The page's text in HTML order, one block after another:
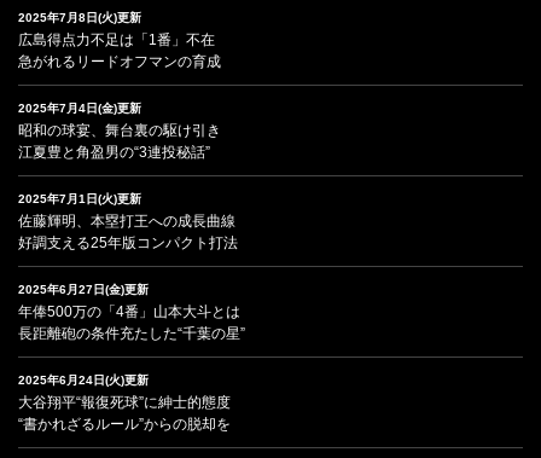
2025年7月8日(火)更新
広島得点力不足は「1番」不在
急がれるリードオフマンの育成
2025年7月4日(金)更新
昭和の球宴、舞台裏の駆け引き
江夏豊と角盈男の“3連投秘話”
2025年7月1日(火)更新
佐藤輝明、本塁打王への成長曲線
好調支える25年版コンパクト打法
2025年6月27日(金)更新
年俸500万の「4番」山本大斗とは
長距離砲の条件充たした“千葉の星”
2025年6月24日(火)更新
大谷翔平“報復死球”に紳士的態度
“書かれざるルール”からの脱却を